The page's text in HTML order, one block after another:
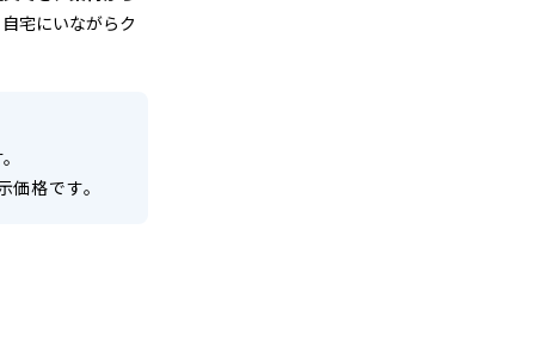
宅にいながらク
価格です。